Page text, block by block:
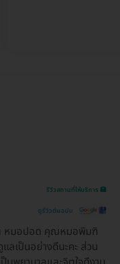
รีวิวสถานที่ให้บริการ 🏥
ดูรีวิวต้นฉบับ
หมอปอด คุณหมอพิมฑิ
เป็นอย่างดีนะคะ ส่วน